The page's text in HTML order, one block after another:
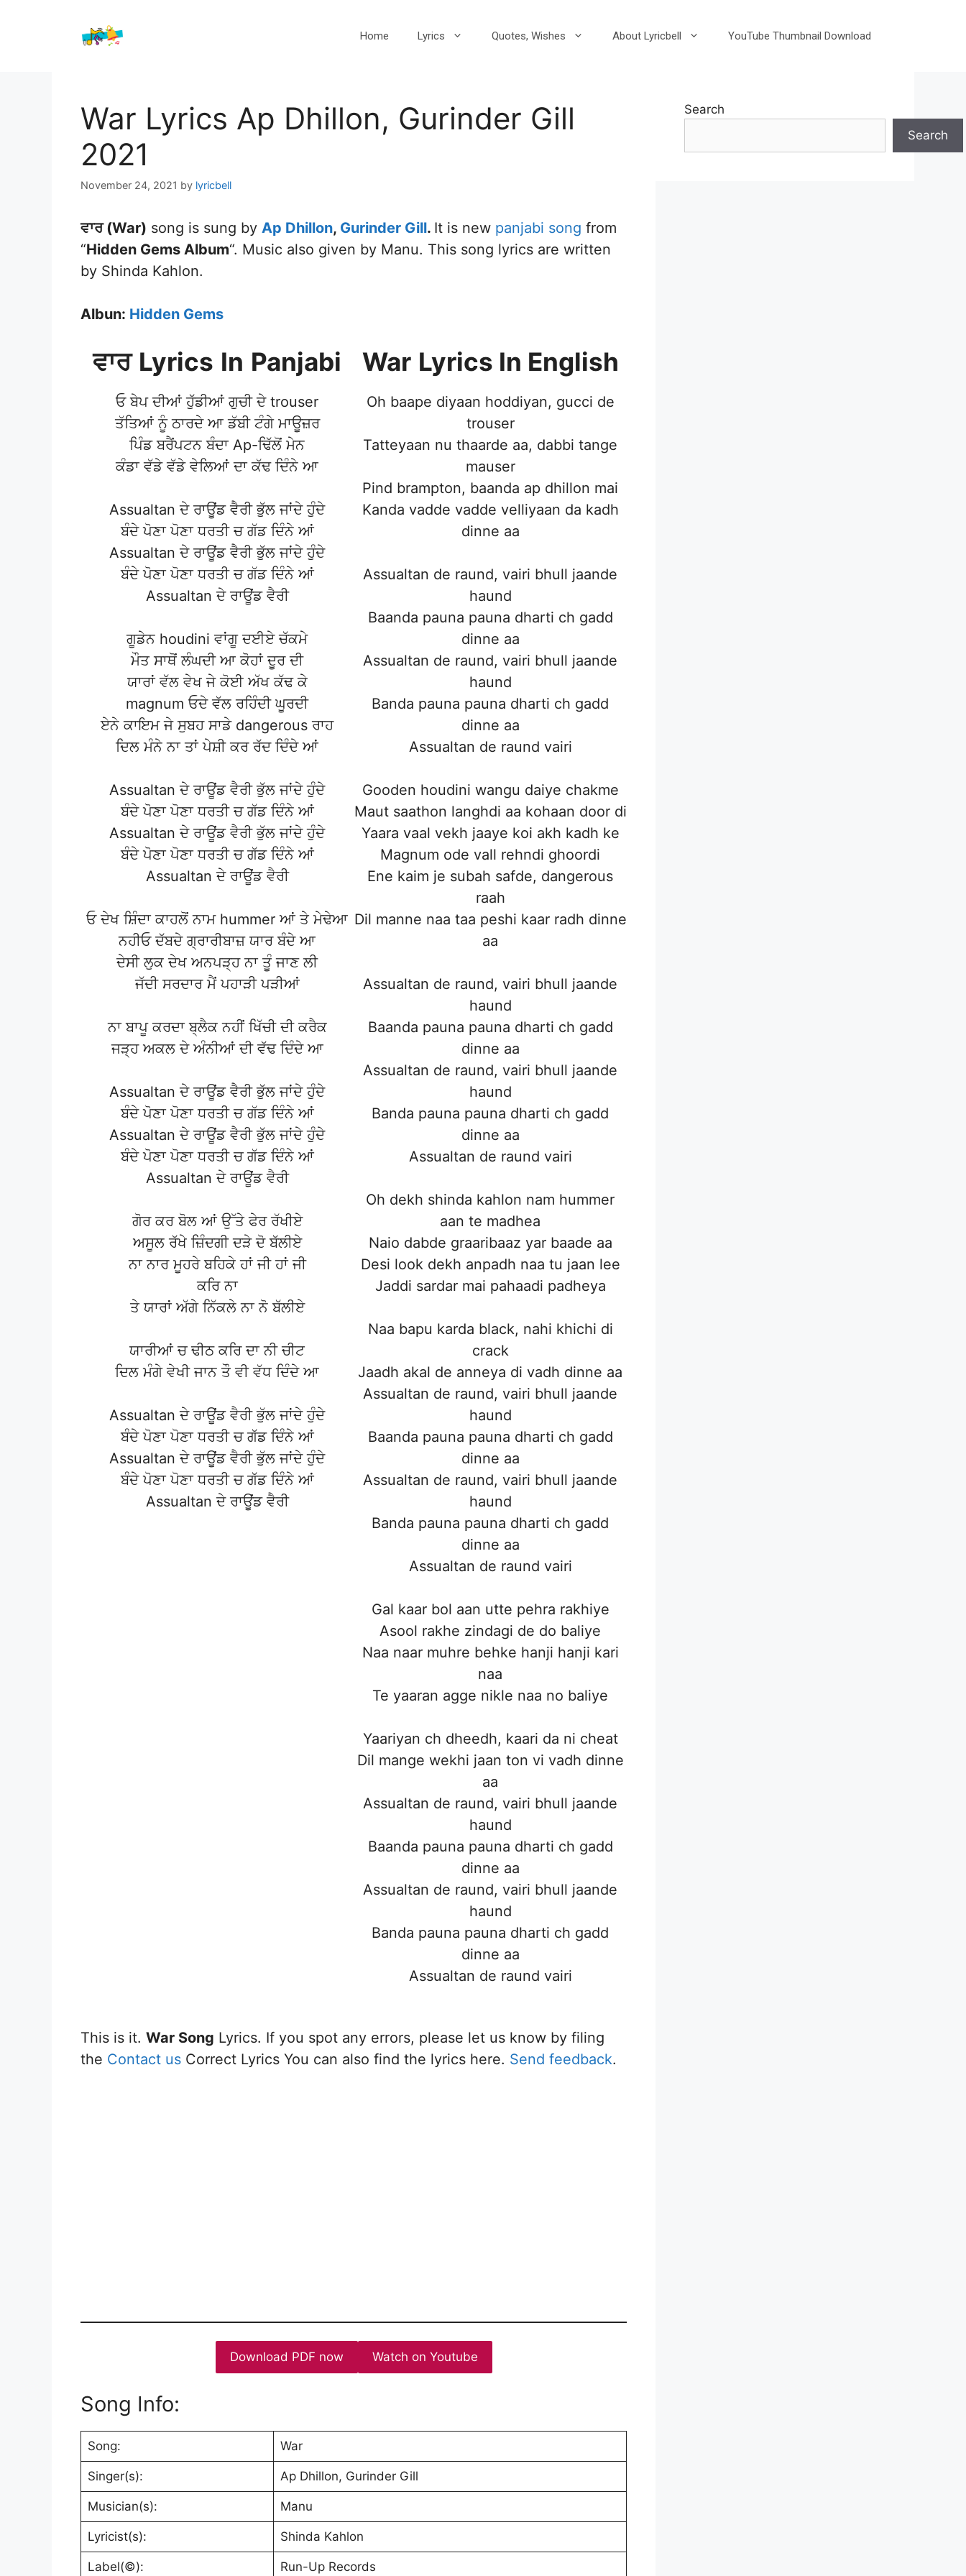
Home Lyrics Quotes, Wishes About Lyricbell YouTube Thumbnail Download
War Lyrics Ap Dhillon, Gurinder Gill
2021
November 24, 2021 by lyricbell
ਵਾਰ (War) song is sung by Ap Dhillon, Gurinder Gill. It is new panjabi song from
“Hidden Gems Album“. Music also given by Manu. This song lyrics are written
by Shinda Kahlon.
Albun: Hidden Gems
ਵਾਰ Lyrics In Panjabi
ਓ ਬੇਪ ਦੀਆਂ ਹੁੱਡੀਆਂ ਗੁਚੀ ਦੇ trouser
ਤੱਤਿਆਂ ਨੂੰ ਠਾਰਦੇ ਆ ਡੱਬੀ ਟੰਗੇ ਮਾਊਜ਼ਰ
ਪਿੰਡ ਬਰੈਂਪਟਨ ਬੰਦਾ Ap-ਢਿੱਲੋਂ ਮੇਨ
ਕੰਡਾ ਵੱਡੇ ਵੱਡੇ ਵੇਲਿਆਂ ਦਾ ਕੱਢ ਦਿੰਨੇ ਆ
Assualtan ਦੇ ਰਾਊਂਡ ਵੈਰੀ ਭੁੱਲ ਜਾਂਦੇ ਹੁੰਦੇ
ਬੰਦੇ ਪੋਣਾ ਪੋਣਾ ਧਰਤੀ ਚ ਗੱਡ ਦਿੰਨੇ ਆਂ
Assualtan ਦੇ ਰਾਊਂਡ ਵੈਰੀ ਭੁੱਲ ਜਾਂਦੇ ਹੁੰਦੇ
ਬੰਦੇ ਪੋਣਾ ਪੋਣਾ ਧਰਤੀ ਚ ਗੱਡ ਦਿੰਨੇ ਆਂ
Assualtan ਦੇ ਰਾਊਂਡ ਵੈਰੀ
ਗੂਡੇਨ houdini ਵਾਂਗੂ ਦਈਏ ਚੱਕਮੇ
ਮੌਤ ਸਾਥੋਂ ਲੰਘਦੀ ਆ ਕੋਹਾਂ ਦੂਰ ਦੀ
ਯਾਰਾਂ ਵੱਲ ਵੇਖ ਜੇ ਕੋਈ ਅੱਖ ਕੱਢ ਕੇ
magnum ਓਦੇ ਵੱਲ ਰਹਿੰਦੀ ਘੂਰਦੀ
ਏਨੇ ਕਾਇਮ ਜੇ ਸੁਬਹ ਸਾਡੇ dangerous ਰਾਹ
ਦਿਲ ਮੰਨੇ ਨਾ ਤਾਂ ਪੇਸ਼ੀ ਕਰ ਰੱਦ ਦਿੰਦੇ ਆਂ
Assualtan ਦੇ ਰਾਊਂਡ ਵੈਰੀ ਭੁੱਲ ਜਾਂਦੇ ਹੁੰਦੇ
ਬੰਦੇ ਪੋਣਾ ਪੋਣਾ ਧਰਤੀ ਚ ਗੱਡ ਦਿੰਨੇ ਆਂ
Assualtan ਦੇ ਰਾਊਂਡ ਵੈਰੀ ਭੁੱਲ ਜਾਂਦੇ ਹੁੰਦੇ
ਬੰਦੇ ਪੋਣਾ ਪੋਣਾ ਧਰਤੀ ਚ ਗੱਡ ਦਿੰਨੇ ਆਂ
Assualtan ਦੇ ਰਾਊਂਡ ਵੈਰੀ
ਓ ਦੇਖ ਸ਼ਿੰਦਾ ਕਾਹਲੋਂ ਨਾਮ hummer ਆਂ ਤੇ ਮੇਢੇਆ
ਨਹੀਓ ਦੱਬਦੇ ਗ੍ਰਾਰੀਬਾਜ਼ ਯਾਰ ਬੰਦੇ ਆ
ਦੇਸੀ ਲੁਕ ਦੇਖ ਅਨਪੜ੍ਹ ਨਾ ਤੂੰ ਜਾਣ ਲੀ
ਜੱਦੀ ਸਰਦਾਰ ਮੈਂ ਪਹਾੜੀ ਪੜੀਆਂ
ਨਾ ਬਾਪੂ ਕਰਦਾ ਬ੍ਲੈਕ ਨਹੀਂ ਖਿੱਚੀ ਦੀ ਕਰੈਕ
ਜੜ੍ਹ ਅਕਲ ਦੇ ਅੰਨੀਆਂ ਦੀ ਵੱਢ ਦਿੰਦੇ ਆ
Assualtan ਦੇ ਰਾਊਂਡ ਵੈਰੀ ਭੁੱਲ ਜਾਂਦੇ ਹੁੰਦੇ
ਬੰਦੇ ਪੋਣਾ ਪੋਣਾ ਧਰਤੀ ਚ ਗੱਡ ਦਿੰਨੇ ਆਂ
Assualtan ਦੇ ਰਾਊਂਡ ਵੈਰੀ ਭੁੱਲ ਜਾਂਦੇ ਹੁੰਦੇ
ਬੰਦੇ ਪੋਣਾ ਪੋਣਾ ਧਰਤੀ ਚ ਗੱਡ ਦਿੰਨੇ ਆਂ
Assualtan ਦੇ ਰਾਊਂਡ ਵੈਰੀ
ਗੋਰ ਕਰ ਬੋਲ ਆਂ ਉੱਤੇ ਫੇਰ ਰੱਖੀਏ
ਅਸੂਲ ਰੱਖੇ ਜ਼ਿੰਦਗੀ ਦੜੇ ਦੋ ਬੱਲੀਏ
ਨਾ ਨਾਰ ਮੂਹਰੇ ਬਹਿਕੇ ਹਾਂ ਜੀ ਹਾਂ ਜੀ
ਕਰਿ ਨਾ
ਤੇ ਯਾਰਾਂ ਅੱਗੇ ਨਿੱਕਲੇ ਨਾ ਨੋ ਬੱਲੀਏ
ਯਾਰੀਆਂ ਚ ਢੀਠ ਕਰਿ ਦਾ ਨੀ ਚੀਟ
ਦਿਲ ਮੰਗੇ ਵੇਖੀ ਜਾਨ ਤੌ ਵੀ ਵੱਧ ਦਿੰਦੇ ਆ
Assualtan ਦੇ ਰਾਊਂਡ ਵੈਰੀ ਭੁੱਲ ਜਾਂਦੇ ਹੁੰਦੇ
ਬੰਦੇ ਪੋਣਾ ਪੋਣਾ ਧਰਤੀ ਚ ਗੱਡ ਦਿੰਨੇ ਆਂ
Assualtan ਦੇ ਰਾਊਂਡ ਵੈਰੀ ਭੁੱਲ ਜਾਂਦੇ ਹੁੰਦੇ
ਬੰਦੇ ਪੋਣਾ ਪੋਣਾ ਧਰਤੀ ਚ ਗੱਡ ਦਿੰਨੇ ਆਂ
Assualtan ਦੇ ਰਾਊਂਡ ਵੈਰੀ
War Lyrics In English
Oh baape diyaan hoddiyan, gucci de
trouser
Tatteyaan nu thaarde aa, dabbi tange
mauser
Pind brampton, baanda ap dhillon mai
Kanda vadde vadde velliyaan da kadh
dinne aa
Assualtan de raund, vairi bhull jaande
haund
Baanda pauna pauna dharti ch gadd
dinne aa
Assualtan de raund, vairi bhull jaande
haund
Banda pauna pauna dharti ch gadd
dinne aa
Assualtan de raund vairi
Gooden houdini wangu daiye chakme
Maut saathon langhdi aa kohaan door di
Yaara vaal vekh jaaye koi akh kadh ke
Magnum ode vall rehndi ghoordi
Ene kaim je subah safde, dangerous
raah
Dil manne naa taa peshi kaar radh dinne
aa
Assualtan de raund, vairi bhull jaande
haund
Baanda pauna pauna dharti ch gadd
dinne aa
Assualtan de raund, vairi bhull jaande
haund
Banda pauna pauna dharti ch gadd
dinne aa
Assualtan de raund vairi
Oh dekh shinda kahlon nam hummer
aan te madhea
Naio dabde graaribaaz yar baade aa
Desi look dekh anpadh naa tu jaan lee
Jaddi sardar mai pahaadi padheya
Naa bapu karda black, nahi khichi di
crack
Jaadh akal de anneya di vadh dinne aa
Assualtan de raund, vairi bhull jaande
haund
Baanda pauna pauna dharti ch gadd
dinne aa
Assualtan de raund, vairi bhull jaande
haund
Banda pauna pauna dharti ch gadd
dinne aa
Assualtan de raund vairi
Gal kaar bol aan utte pehra rakhiye
Asool rakhe zindagi de do baliye
Naa naar muhre behke hanji hanji kari
naa
Te yaaran agge nikle naa no baliye
Yaariyan ch dheedh, kaari da ni cheat
Dil mange wekhi jaan ton vi vadh dinne
aa
Assualtan de raund, vairi bhull jaande
haund
Baanda pauna pauna dharti ch gadd
dinne aa
Assualtan de raund, vairi bhull jaande
haund
Banda pauna pauna dharti ch gadd
dinne aa
Assualtan de raund vairi
This is it. War Song Lyrics. If you spot any errors, please let us know by filing
the Contact us Correct Lyrics You can also find the lyrics here. Send feedback.
Download PDF now Watch on Youtube
Song Info:
Song: War
Singer(s): Ap Dhillon, Gurinder Gill
Musician(s): Manu
Lyricist(s): Shinda Kahlon
Label(©): Run-Up Records
Search
Search